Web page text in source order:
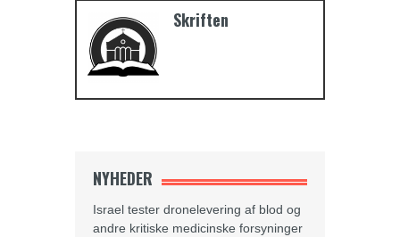
Skriften
NYHEDER
Israel tester dronelevering af blod og
andre kritiske medicinske forsyninger